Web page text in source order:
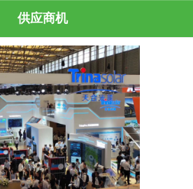
供应商机